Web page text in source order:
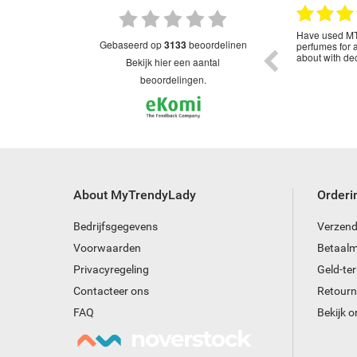
gebaseerd op3133beoordelinen
bekijk hier een aantal
beoordelingen.
through Trendy Lady although the delivery
time was longer this , probably due to all the
postal strike . No tracking number shown
unsure if it had been posted
Have used
perfumes for
about with
About MyTrendyLady
Bedrijfsgegevens
Voorwaarden
Privacyregeling
Contacteer ons
FAQ
Geld-
Bekijk